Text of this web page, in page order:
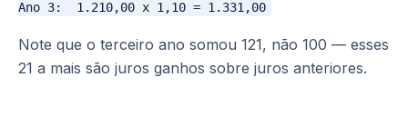
Note que o terceiro ano somou 121, não 100 — esses
21 a mais são juros ganhos sobre juros anteriores.